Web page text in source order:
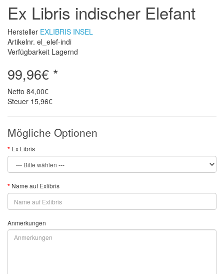
Ex Libris indischer Elefant
Hersteller EXLIBRIS INSEL
Artikelnr. el_elef-indi
Verfügbarkeit Lagernd
99,96€ *
Netto 84,00€
Steuer 15,96€
Mögliche Optionen
Ex Libris
Name auf Exlibris
Anmerkungen